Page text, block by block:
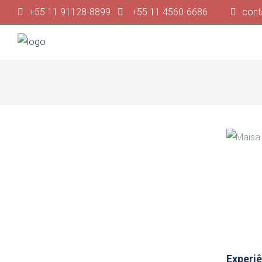
+55 11 91128-8899 +55 11 4560-6686